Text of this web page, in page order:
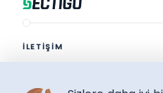
İLETİŞİM